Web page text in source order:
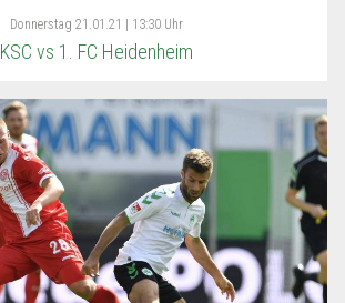
Donnerstag 21.01.21 | 13:30 Uhr
KSC vs 1. FC Heidenheim